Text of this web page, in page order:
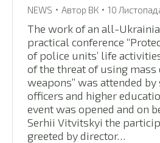
NEWS Автор ВК 10
The work of an all-
practical conference
of police units’ life
of the threat of using
weapons” was attended
officers and higher
event was opened and on
Serhii Vitvitskyi the
greeted by director…